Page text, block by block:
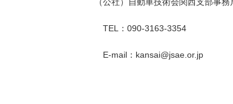
TEL：090-3163-3354
E-mail：kansai@jsae.or.jp